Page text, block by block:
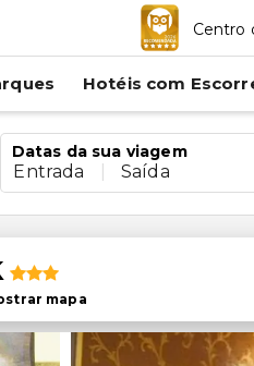
Centro
Hotéis com
Datas da sua viagem
Entrada Saída
mapa